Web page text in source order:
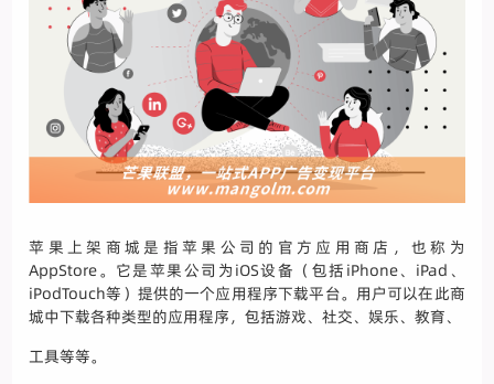
苹果上架商城是指苹果公司的官方应用商店，也称为
AppStore。它是苹果公司为iOS设备（包括iPhone、iPad、
iPodTouch等）提供的一个应用程序下载平台。用户可以在此商
城中下载各种类型的应用程序，包括游戏、社交、娱乐、教育、
工具等等。